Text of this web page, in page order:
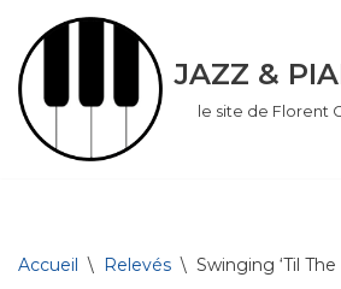
Aller
au
contenu
JAZZ &
le site de Florent
Accueil \ Relevés \ Swinging ‘Til